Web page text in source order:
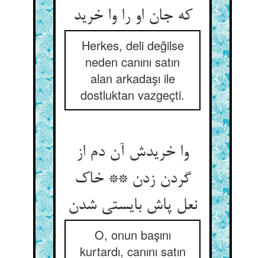
که جان او را وا خرید
Herkes, deli değilse
neden canını satın
alan arkadaşı ile
dostluktan vazgeçti.
وا خریدش آن دم از
گردن زدن ** خاک
نعل پاش بایستی شدن
O, onun başını
kurtardı, canını satın